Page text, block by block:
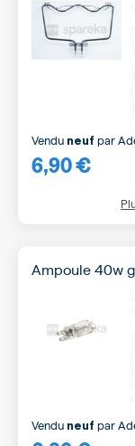
6,90 €
Vendu neuf par
Ampoule 40w
Vendu neuf par